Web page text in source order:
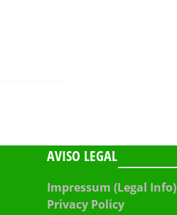
AVISO LEGAL
Impressum (Legal Info)
Privacy Policy